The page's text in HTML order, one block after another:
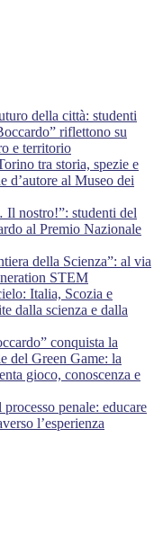
della città: studenti
riflettono su
e territorio
tra storia, spezie e
d’autore al Museo dei
nostro!”: studenti del
al Premio Nazionale
della Scienza”: al via
STEM
Italia, Scozia e
dalla scienza e dalla
conquista la
del Green Game: la
gioco, conoscenza e
penale: educare
l’esperienza